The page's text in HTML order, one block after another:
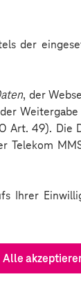
der
, der
Art. 49). Die
Telekom
Ihrer
Alle